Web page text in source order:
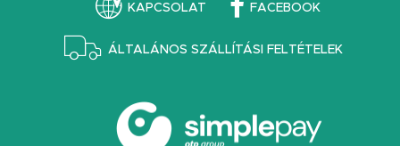
KAPCSOLAT FACEBOOK
ÁLTALÁNOS SZÁLLÍTÁSI FELTÉTELEK